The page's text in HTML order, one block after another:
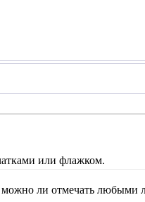
или флажком.
можно ли отмечать